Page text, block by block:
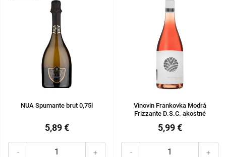
NUA Spumante brut 0,75l
5,89 €
- +
Vinovin Frankovka Modrá
Frizzante D.S.C. akostné
5,99 €
- +